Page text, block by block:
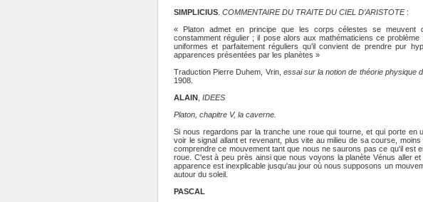
SIMPLICIUS COMMENTAIRE DU TRAITE DU CIEL D’ARISTOTE:
« Platon admet en principe que les corps célestes se meuvent
constamment régulier ; il pose alors aux mathématiciens ce
uniformes et parfaitement réguliers qu’il convient de prendre pur
apparences présentées par les planètes »
Traduction Pierre Duhem, Vrin, essai sur la notion de théorie physique
1908.
ALAIN IDEES
Platon, chapitre V, la caverne.
Si nous regardons par la tranche une roue qui tourne, et qui porte en
voir le signal allant et revenant, plus vite au milieu de sa course,
comprendre ce mouvement tant que nous ne saurons pas ce qu'il est
roue. C'est à peu près ainsi que nous voyons la planète Vénus aller
apparence est inexplicable jusqu'au jour où nous supposons un
autour du soleil.
PASCAL